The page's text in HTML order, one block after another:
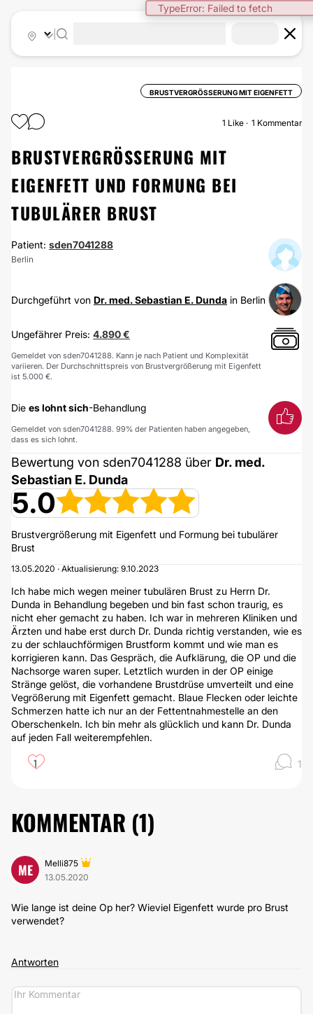
TypeError: Failed to fetch
BRUSTVERGRÖSSERUNG MIT EIGENFETT
1 Like 1 Kommentar
BRUSTVERGRÖSSERUNG MIT E
IGENFETT UND FORMUNG BEI T
UBULÄRER BRUST
Patient: sden7041288
Berlin
Durchgeführt von Dr. med. Sebastian E. Dunda in Berlin
Ungefährer Preis: 4.890 €
Gemeldet von sden7041288. Kann je nach Patient und Komplexität
variieren. Der Durchschnittspreis von Brustvergrößerung mit Eigenfett
ist 5.000 €.
Die es lohnt sich-Behandlung
Gemeldet von sden7041288. 99% der Patienten haben angegeben,
dass es sich lohnt.
Bewertung von sden7041288 über Dr. med.
Sebastian E. Dunda
5.0
Brustvergrößerung mit Eigenfett und Formung bei tubulärer
Brust
13.05.2020 · Aktualisierung: 9.10.2023
Ich habe mich wegen meiner tubulären Brust zu Herrn Dr.
Dunda in Behandlung begeben und bin fast schon traurig, es
nicht eher gemacht zu haben. Ich war in mehreren Kliniken und
Ärzten und habe erst durch Dr. Dunda richtig verstanden, wie es
zu der schlauchförmigen Brustform kommt und wie man es
korrigieren kann. Das Gespräch, die Aufklärung, die OP und die
Nachsorge waren super. Letztlich wurden in der OP einige
Stränge gelöst, die vorhandene Brustdrüse umverteilt und eine
Vegrößerung mit Eigenfett gemacht. Blaue Flecken oder leichte
Schmerzen hatte ich nur an der Fettentnahmestelle an den
Oberschenkeln. Ich bin mehr als glücklich und kann Dr. Dunda
auf jeden Fall weiterempfehlen.
1 1
KOMMENTAR (1)
ME
Melli875
13.05.2020
Wie lange ist deine Op her? Wieviel Eigenfett wurde pro Brust
verwendet?
Antworten